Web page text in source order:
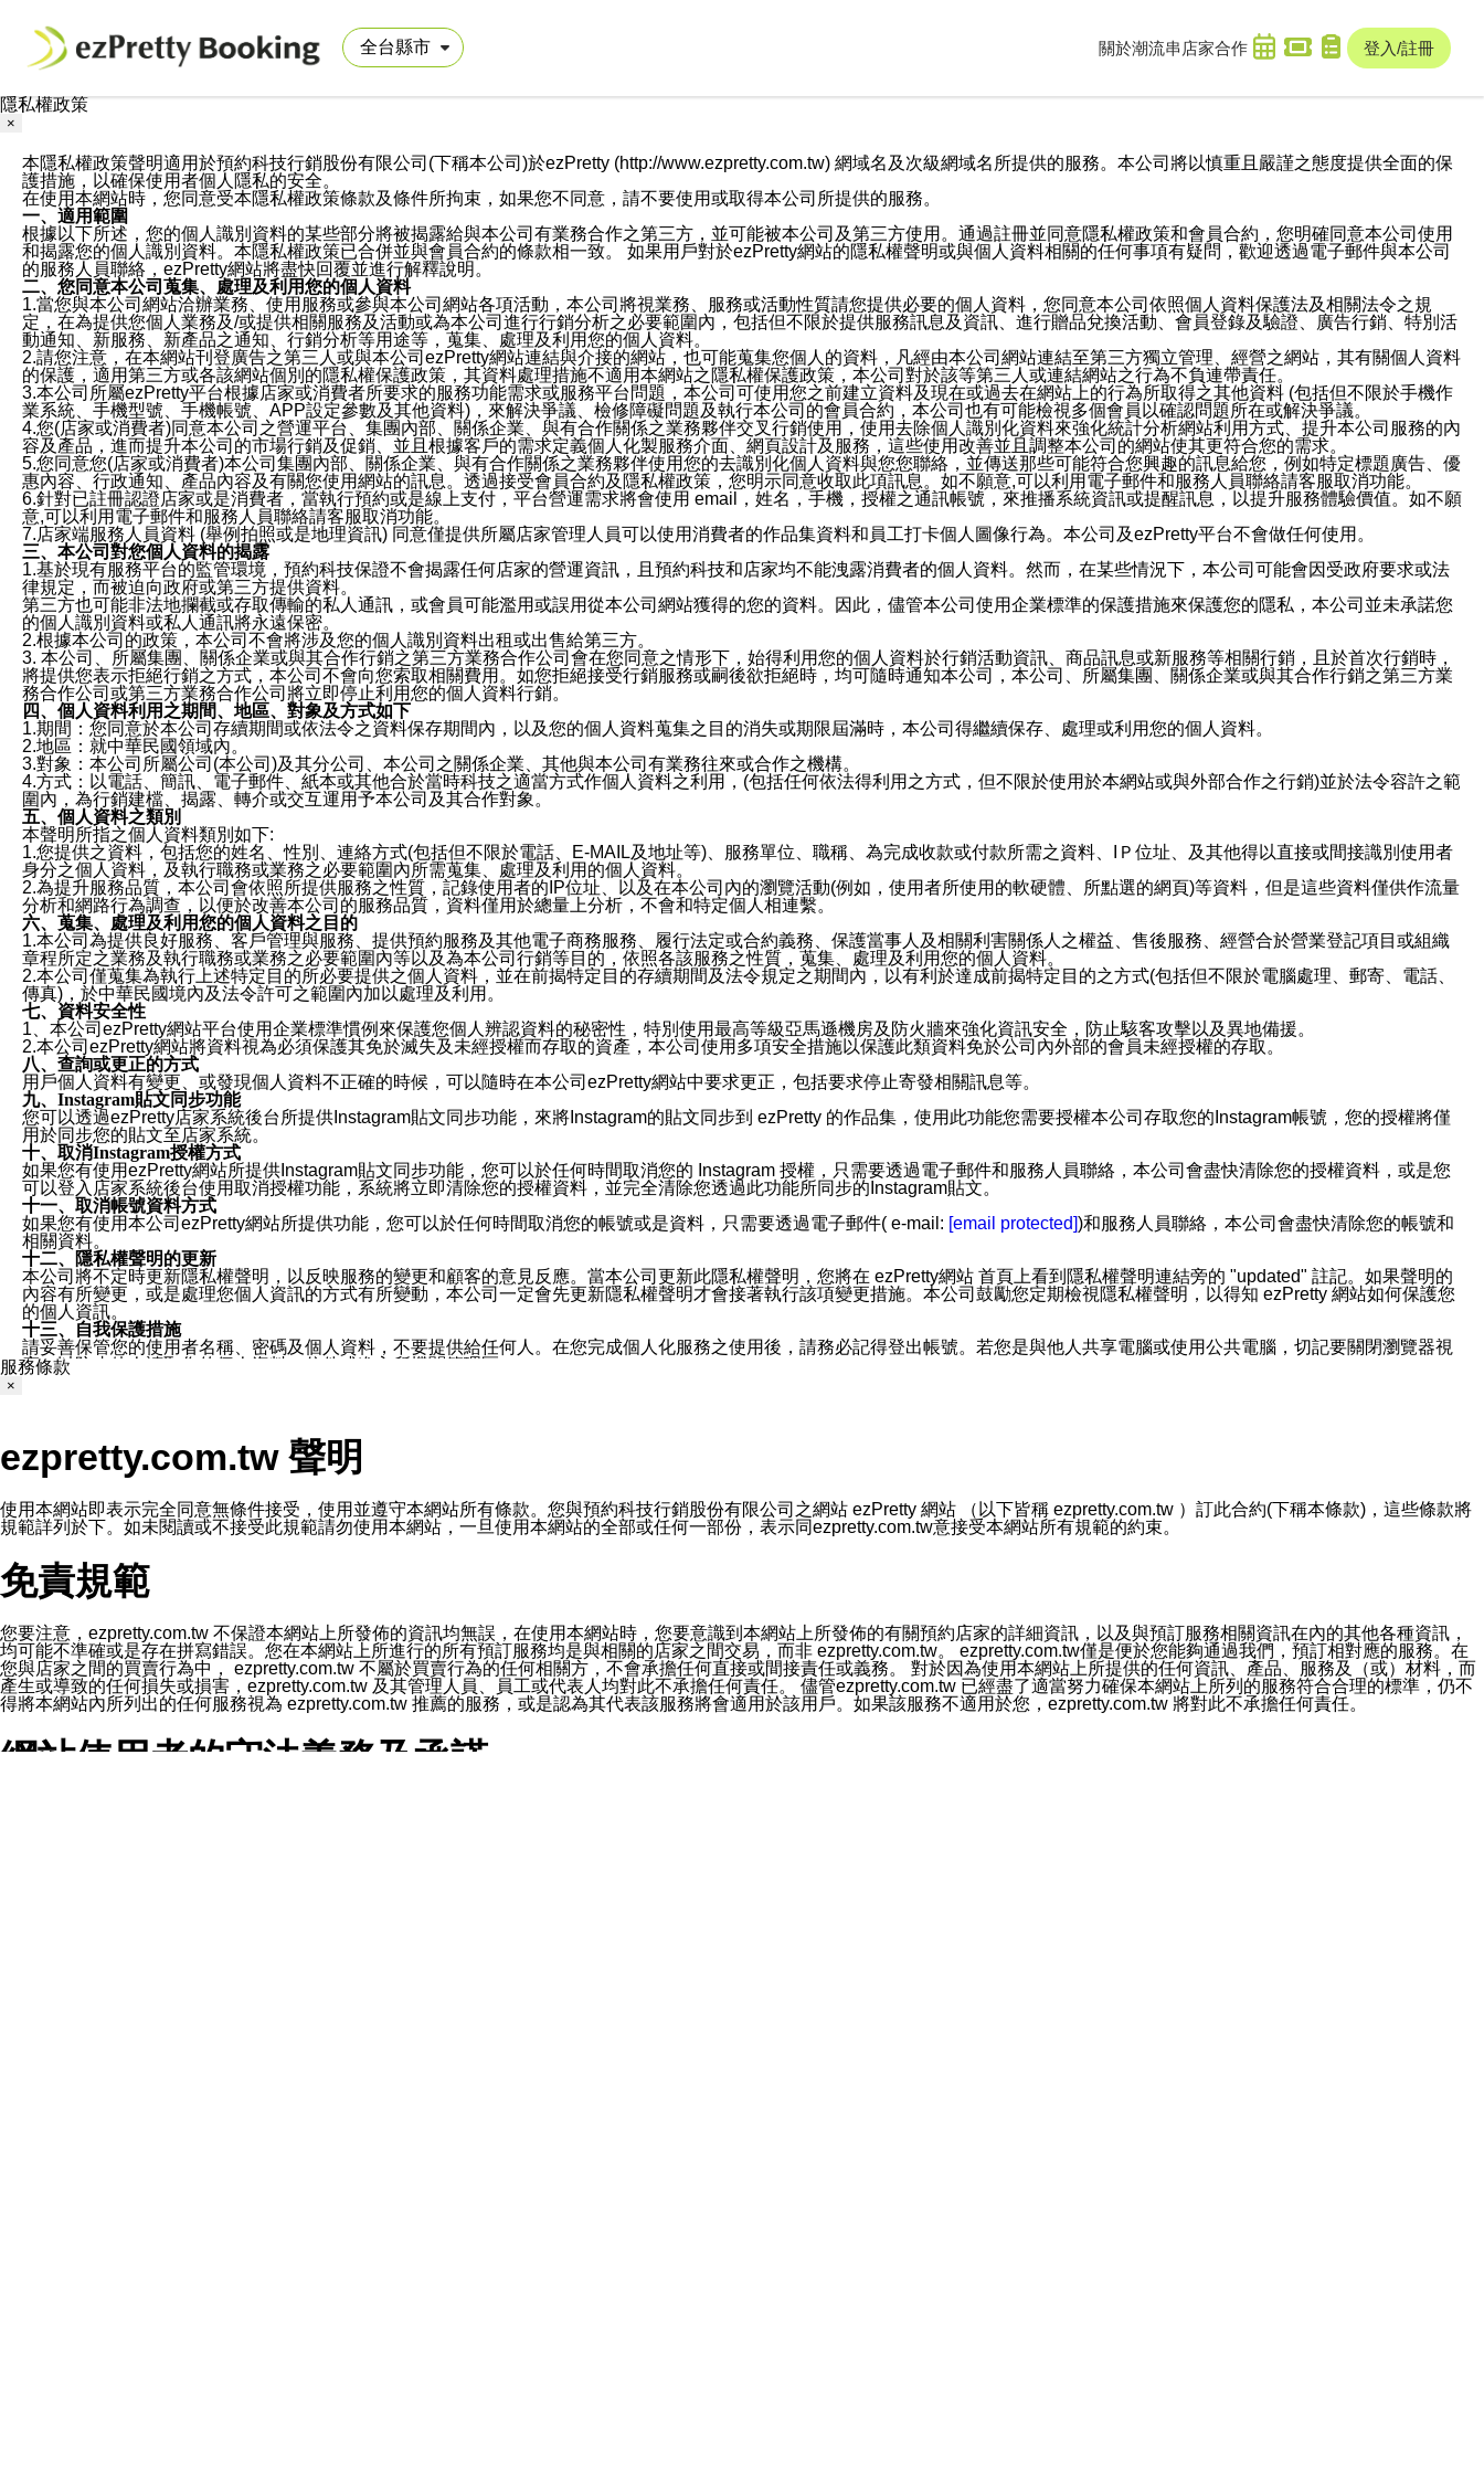
關於潮流串 店家合作 登入/註冊
隱私權政策
×
本隱私權政策聲明適用於預約科技行銷股份有限公司(下稱本公司)於ezPretty (http://www.ezpretty.com.tw) 網域名及次級網域名所提供的服務。本公司將以慎重且嚴謹之態度提供全面的保
護措施，以確保使用者個人隱私的安全。
在使用本網站時，您同意受本隱私權政策條款及條件所拘束，如果您不同意，請不要使用或取得本公司所提供的服務。
一、適用範圍
根據以下所述，您的個人識別資料的某些部分將被揭露給與本公司有業務合作之第三方，並可能被本公司及第三方使用。通過註冊並同意隱私權政策和會員合約，您明確同意本公司使用
和揭露您的個人識別資料。本隱私權政策已合併並與會員合約的條款相一致。 如果用戶對於ezPretty網站的隱私權聲明或與個人資料相關的任何事項有疑問，歡迎透過電子郵件與本公司
的服務人員聯絡，ezPretty網站將盡快回覆並進行解釋說明。
二、您同意本公司蒐集、處理及利用您的個人資料
1.當您與本公司網站洽辦業務、使用服務或參與本公司網站各項活動，本公司將視業務、服務或活動性質請您提供必要的個人資料，您同意本公司依照個人資料保護法及相關法令之規
定，在為提供您個人業務及/或提供相關服務及活動或為本公司進行行銷分析之必要範圍內，包括但不限於提供服務訊息及資訊、進行贈品兌換活動、會員登錄及驗證、廣告行銷、特別活
動通知、新服務、新產品之通知、行銷分析等用途等，蒐集、處理及利用您的個人資料。
2.請您注意，在本網站刊登廣告之第三人或與本公司ezPretty網站連結與介接的網站，也可能蒐集您個人的資料，凡經由本公司網站連結至第三方獨立管理、經營之網站，其有關個人資料
的保護，適用第三方或各該網站個別的隱私權保護政策，其資料處理措施不適用本網站之隱私權保護政策，本公司對於該等第三人或連結網站之行為不負連帶責任。
3.本公司所屬ezPretty平台根據店家或消費者所要求的服務功能需求或服務平台問題，本公司可使用您之前建立資料及現在或過去在網站上的行為所取得之其他資料 (包括但不限於手機作
業系統、手機型號、手機帳號、APP設定參數及其他資料)，來解決爭議、檢修障礙問題及執行本公司的會員合約，本公司也有可能檢視多個會員以確認問題所在或解決爭議。
4.您(店家或消費者)同意本公司之營運平台、集團內部、關係企業、與有合作關係之業務夥伴交叉行銷使用，使用去除個人識別化資料來強化統計分析網站利用方式、提升本公司服務的內
容及產品，進而提升本公司的市場行銷及促銷、並且根據客戶的需求定義個人化製服務介面、網頁設計及服務，這些使用改善並且調整本公司的網站使其更符合您的需求。
5.您同意您(店家或消費者)本公司集團內部、關係企業、與有合作關係之業務夥伴使用您的去識別化個人資料與您您聯絡，並傳送那些可能符合您興趣的訊息給您，例如特定標題廣告、優
惠內容、行政通知、產品內容及有關您使用網站的訊息。透過接受會員合約及隱私權政策，您明示同意收取此項訊息。如不願意,可以利用電子郵件和服務人員聯絡請客服取消功能。
6.針對已註冊認證店家或是消費者，當執行預約或是線上支付，平台營運需求將會使用 email，姓名，手機，授權之通訊帳號，來推播系統資訊或提醒訊息，以提升服務體驗價值。如不願
意,可以利用電子郵件和服務人員聯絡請客服取消功能。
7.店家端服務人員資料 (舉例拍照或是地理資訊) 同意僅提供所屬店家管理人員可以使用消費者的作品集資料和員工打卡個人圖像行為。本公司及ezPretty平台不會做任何使用。
三、本公司對您個人資料的揭露
1.基於現有服務平台的監管環境，預約科技保證不會揭露任何店家的營運資訊，且預約科技和店家均不能洩露消費者的個人資料。然而，在某些情況下，本公司可能會因受政府要求或法
律規定，而被迫向政府或第三方提供資料。
第三方也可能非法地攔截或存取傳輸的私人通訊，或會員可能濫用或誤用從本公司網站獲得的您的資料。因此，儘管本公司使用企業標準的保護措施來保護您的隱私，本公司並未承諾您
的個人識別資料或私人通訊將永遠保密。
2.根據本公司的政策，本公司不會將涉及您的個人識別資料出租或出售給第三方。
3. 本公司、所屬集團、關係企業或與其合作行銷之第三方業務合作公司會在您同意之情形下，始得利用您的個人資料於行銷活動資訊、商品訊息或新服務等相關行銷，且於首次行銷時，
將提供您表示拒絕行銷之方式，本公司不會向您索取相關費用。如您拒絕接受行銷服務或嗣後欲拒絕時，均可隨時通知本公司，本公司、所屬集團、關係企業或與其合作行銷之第三方業
務合作公司或第三方業務合作公司將立即停止利用您的個人資料行銷。
四、個人資料利用之期間、地區、對象及方式如下
1.期間：您同意於本公司存續期間或依法令之資料保存期間內，以及您的個人資料蒐集之目的消失或期限屆滿時，本公司得繼續保存、處理或利用您的個人資料。
2.地區：就中華民國領域內。
3.對象：本公司所屬公司(本公司)及其分公司、本公司之關係企業、其他與本公司有業務往來或合作之機構。
4.方式：以電話、簡訊、電子郵件、紙本或其他合於當時科技之適當方式作個人資料之利用，(包括任何依法得利用之方式，但不限於使用於本網站或與外部合作之行銷)並於法令容許之範
圍內，為行銷建檔、揭露、轉介或交互運用予本公司及其合作對象。
五、個人資料之類別
本聲明所指之個人資料類別如下:
1.您提供之資料，包括您的姓名、性別、連絡方式(包括但不限於電話、E-MAIL及地址等)、服務單位、職稱、為完成收款或付款所需之資料、IＰ位址、及其他得以直接或間接識別使用者
身分之個人資料，及執行職務或業務之必要範圍內所需蒐集、處理及利用的個人資料。
2.為提升服務品質，本公司會依照所提供服務之性質，記錄使用者的IP位址、以及在本公司內的瀏覽活動(例如，使用者所使用的軟硬體、所點選的網頁)等資料，但是這些資料僅供作流量
分析和網路行為調查，以便於改善本公司的服務品質，資料僅用於總量上分析，不會和特定個人相連繫。
六、蒐集、處理及利用您的個人資料之目的
1.本公司為提供良好服務、客戶管理與服務、提供預約服務及其他電子商務服務、履行法定或合約義務、保護當事人及相關利害關係人之權益、售後服務、經營合於營業登記項目或組織
章程所定之業務及執行職務或業務之必要範圍內等以及為本公司行銷等目的，依照各該服務之性質，蒐集、處理及利用您的個人資料。
2.本公司僅蒐集為執行上述特定目的所必要提供之個人資料，並在前揭特定目的存續期間及法令規定之期間內，以有利於達成前揭特定目的之方式(包括但不限於電腦處理、郵寄、電話、
傳真)，於中華民國境內及法令許可之範圍內加以處理及利用。
七、資料安全性
1、本公司ezPretty網站平台使用企業標準慣例來保護您個人辨認資料的秘密性，特別使用最高等級亞馬遜機房及防火牆來強化資訊安全，防止駭客攻擊以及異地備援。
2.本公司ezPretty網站將資料視為必須保護其免於滅失及未經授權而存取的資產，本公司使用多項安全措施以保護此類資料免於公司內外部的會員未經授權的存取。
八、查詢或更正的方式
用戶個人資料有變更、或發現個人資料不正確的時候，可以隨時在本公司ezPretty網站中要求更正，包括要求停止寄發相關訊息等。
九、Instagram貼文同步功能
您可以透過ezPretty店家系統後台所提供Instagram貼文同步功能，來將Instagram的貼文同步到 ezPretty 的作品集，使用此功能您需要授權本公司存取您的Instagram帳號，您的授權將僅
用於同步您的貼文至店家系統。
十、取消Instagram授權方式
如果您有使用ezPretty網站所提供Instagram貼文同步功能，您可以於任何時間取消您的 Instagram 授權，只需要透過電子郵件和服務人員聯絡，本公司會盡快清除您的授權資料，或是您
可以登入店家系統後台使用取消授權功能，系統將立即清除您的授權資料，並完全清除您透過此功能所同步的Instagram貼文。
十一、取消帳號資料方式
如果您有使用本公司ezPretty網站所提供功能，您可以於任何時間取消您的帳號或是資料，只需要透過電子郵件( e-mail: [email protected])和服務人員聯絡，本公司會盡快清除您的帳號和
相關資料。
十二、隱私權聲明的更新
本公司將不定時更新隱私權聲明，以反映服務的變更和顧客的意見反應。當本公司更新此隱私權聲明，您將在 ezPretty網站 首頁上看到隱私權聲明連結旁的 "updated" 註記。如果聲明的
內容有所變更，或是處理您個人資訊的方式有所變動，本公司一定會先更新隱私權聲明才會接著執行該項變更措施。本公司鼓勵您定期檢視隱私權聲明，以得知 ezPretty 網站如何保護您
的個人資訊。
十三、自我保護措施
請妥善保管您的使用者名稱、密碼及個人資料，不要提供給任何人。在您完成個人化服務之使用後，請務必記得登出帳號。若您是與他人共享電腦或使用公共電腦，切記要關閉瀏覽器視
窗，以防止他人讀取您的個人資料、信件或進入所機關管理區。
本公司/本服務將以通知型訊息傳送重要訊息給您。即使未加入本公司/本服務好友，您仍可接收到通知型訊息。
本公司/本服務傳送之通知型訊息以對您有效且重要的訊息為限，以廣告或其他目的的訊息皆不會被傳送。滿足以下三個條件者，將可收到通知型訊息。
2.該 LINE 帳號已在 LINE APP 設定中，同意接收通知型訊息。
3.LINE 帳號未封鎖傳送訊息之 LINE 官方帳號。
欲變更通知型訊息的設定，操作如下：
1.點選「主頁」＞「設定」
2.點選「隱私設定」
3.點選「提供使用資料」
5.開關「接收LINE通知型訊息」
❗️關閉「接收通知型訊息」後，將不會接收到來自任何企業官方帳號或認證官方帳號的通知型訊息。
服務條款
×
ezpretty.com.tw 聲明
使用本網站即表示完全同意無條件接受，使用並遵守本網站所有條款。您與預約科技行銷股份有限公司之網站 ezPretty 網站 （以下皆稱 ezpretty.com.tw ）訂此合約(下稱本條款)，這些條款將
規範詳列於下。如未閱讀或不接受此規範請勿使用本網站，一旦使用本網站的全部或任何一部份，表示同ezpretty.com.tw意接受本網站所有規範的約束。
免責規範
您要注意，ezpretty.com.tw 不保證本網站上所發佈的資訊均無誤，在使用本網站時，您要意識到本網站上所發佈的有關預約店家的詳細資訊，以及與預訂服務相關資訊在內的其他各種資訊，
均可能不準確或是存在拼寫錯誤。您在本網站上所進行的所有預訂服務均是與相關的店家之間交易，而非 ezpretty.com.tw。 ezpretty.com.tw僅是便於您能夠通過我們，預訂相對應的服務。在
您與店家之間的買賣行為中， ezpretty.com.tw 不屬於買賣行為的任何相關方，不會承擔任何直接或間接責任或義務。 對於因為使用本網站上所提供的任何資訊、產品、服務及（或）材料，而
產生或導致的任何損失或損害，ezpretty.com.tw 及其管理人員、員工或代表人均對此不承擔任何責任。 儘管ezpretty.com.tw 已經盡了適當努力確保本網站上所列的服務符合合理的標準，仍不
得將本網站內所列出的任何服務視為 ezpretty.com.tw 推薦的服務，或是認為其代表該服務將會適用於該用戶。如果該服務不適用於您，ezpretty.com.tw 將對此不承擔任何責任。
網站使用者的守法義務及承諾